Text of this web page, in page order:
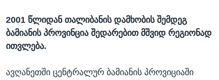
ᲓᲔᲖᲘᲜᲤᲝᲠᲛᲐᲪᲘᲐ
2001 წლიდან თალიბანის დამხობის შემდეგ
ბამიანის პროვინცია შედარებით მშვიდ რეგიონად
ითვლება.
ავღანეთში ცენტრალურ ბამიანის პროვიციაში